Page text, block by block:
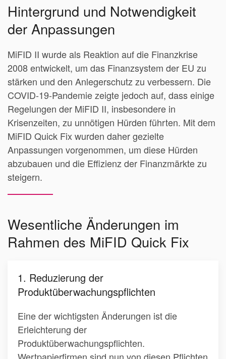
Hintergrund und Notwendigkeit
der Anpassungen
MiFID II wurde als Reaktion auf die Finanzkrise
2008 entwickelt, um das Finanzsystem der EU zu
stärken und den Anlegerschutz zu verbessern. Die
COVID-19-Pandemie zeigte jedoch auf, dass einige
Regelungen der MiFID II, insbesondere in
Krisenzeiten, zu unnötigen Hürden führten. Mit dem
MiFID Quick Fix wurden daher gezielte
Anpassungen vorgenommen, um diese Hürden
abzubauen und die Effizienz der Finanzmärkte zu
steigern.
Wesentliche Änderungen im
Rahmen des MiFID Quick Fix
1. Reduzierung der
Produktüberwachungspflichten
Eine der wichtigsten Änderungen ist die
Erleichterung der
Produktüberwachungspflichten.